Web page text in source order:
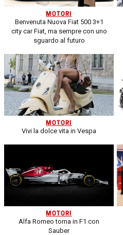
MOTORI
Benvenuta Nuova Fiat 500 3+1
city car Fiat, ma sempre con uno
sguardo al futuro
MOTORI
Vivi la dolce vita in Vespa
MOTORI
Alfa Romeo torna in F1 con
Sauber